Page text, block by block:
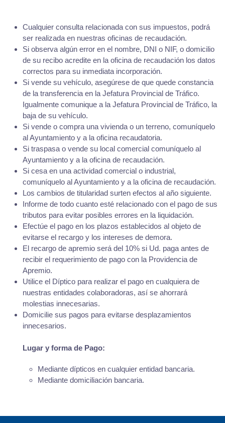
Cualquier consulta relacionada con sus impuestos, podrá
ser realizada en nuestras oficinas de recaudación.
Si observa algún error en el nombre, DNI o NIF, o domicilio
de su recibo acredite en la oficina de recaudación los datos
correctos para su inmediata incorporación.
Si vende su vehículo, asegúrese de que quede constancia
de la transferencia en la Jefatura Provincial de Tráfico.
Igualmente comunique a la Jefatura Provincial de Tráfico, la
baja de su vehículo.
Si vende o compra una vivienda o un terreno, comuníquelo
al Ayuntamiento y a la oficina recaudatoria.
Si traspasa o vende su local comercial comuníquelo al
Ayuntamiento y a la oficina de recaudación.
Si cesa en una actividad comercial o industrial,
comuníquelo al Ayuntamiento y a la oficina de recaudación.
Los cambios de titularidad surten efectos al año siguiente.
Informe de todo cuanto esté relacionado con el pago de sus
tributos para evitar posibles errores en la liquidación.
Efectúe el pago en los plazos establecidos al objeto de
evitarse el recargo y los intereses de demora.
El recargo de apremio será del 10% si Ud. paga antes de
recibir el requerimiento de pago con la Providencia de
Apremio.
Utilice el Díptico para realizar el pago en cualquiera de
nuestras entidades colaboradoras, así se ahorrará
molestias innecesarias.
Domicilie sus pagos para evitarse desplazamientos
innecesarios.
Lugar y forma de Pago:
Mediante dípticos en cualquier entidad bancaria.
Mediante domiciliación bancaria.